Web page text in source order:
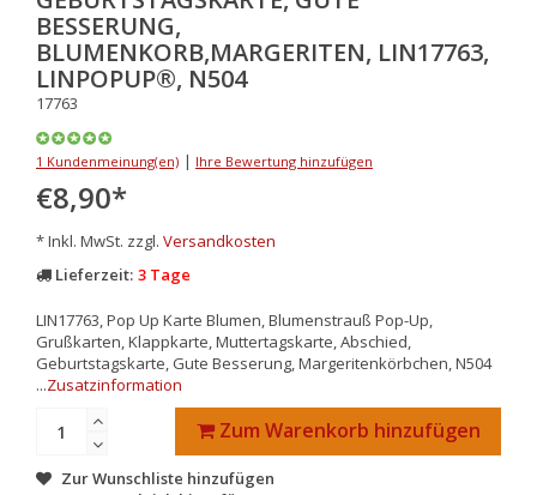
ESSERUNG, B
LUMENKORB,MARGERITEN, LIN17763, L
INPOPUP®, N504
17763
1 Kundenmeinung(en) | Ihre Bewertung hinzufügen
€8,90*
* Inkl. MwSt. zzgl. Versandkosten
Lieferzeit: 3 Tage
LIN17763, Pop Up Karte Blumen, Blumenstrauß Pop-Up,
Grußkarten, Klappkarte, Muttertagskarte, Abschied,
Geburtstagskarte, Gute Besserung, Margeritenkörbchen, N504
...Zusatzinformation
Zum Warenkorb hinzufügen
Zur Wunschliste hinzufügen